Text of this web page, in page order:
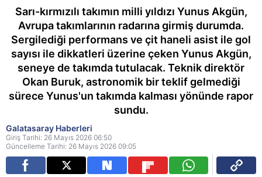
Sarı-kırmızılı takımın milli yıldızı Yunus Akgün,
Avrupa takımlarının radarına girmiş durumda.
Sergilediği performans ve çit haneli asist ile gol
sayısı ile dikkatleri üzerine çeken Yunus Akgün,
seneye de takımda tutulacak. Teknik direktör
Okan Buruk, astronomik bir teklif gelmediği
sürece Yunus'un takımda kalması yönünde rapor
sundu.
Galatasaray Haberleri
Giriş Tarihi: 26 Mayıs 2026 06:50
Güncelleme Tarihi: 26 Mayıs 2026 09:05